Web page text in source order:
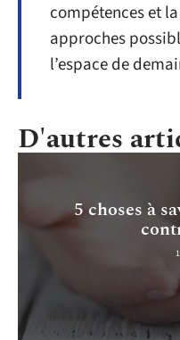
compétences et
approches
l’espace de
D'autres
5 choses à